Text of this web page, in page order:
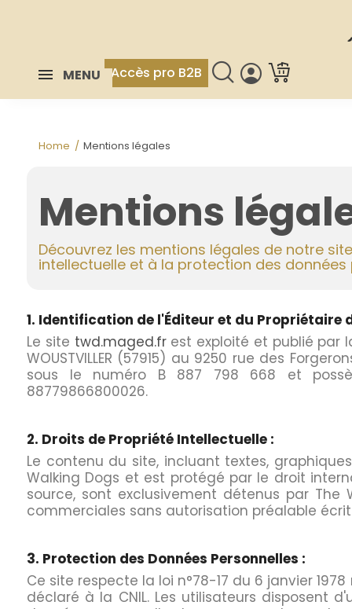
MENU Accès pro B2B
Home Mentions légales
Mentions
Découvrez les mentions légales de notre
intellectuelle et à la protection des données
1. Identification de l'Éditeur et du Propriétaire
Le site twd.maged.frest exploité et publié par
WOUSTVILLER (57915) au 9250 rue des
sous le numéro B 887 798 668 et
88779866800026.
2. Droits de Propriété Intellectuelle :
Le contenu du site, incluant textes,
Walking Dogs et est protégé par le droit
source, sont exclusivement détenus par
commerciales sans autorisation préalable
3. Protection des Données Personnelles :
Ce site respecte la loi n°78-17 du 6 janvier
déclaré à la CNIL. Les utilisateurs disposent